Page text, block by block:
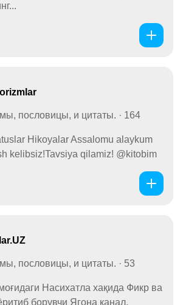
пословицы, и цитаты. · 164
Hikoyalar Assalomu alaykum
kelibsiz!Tavsiya qilamiz! @kitobim
пословицы, и цитаты. · 53
Насихатла хақида Фикр ва
борувчи Ягона канал.